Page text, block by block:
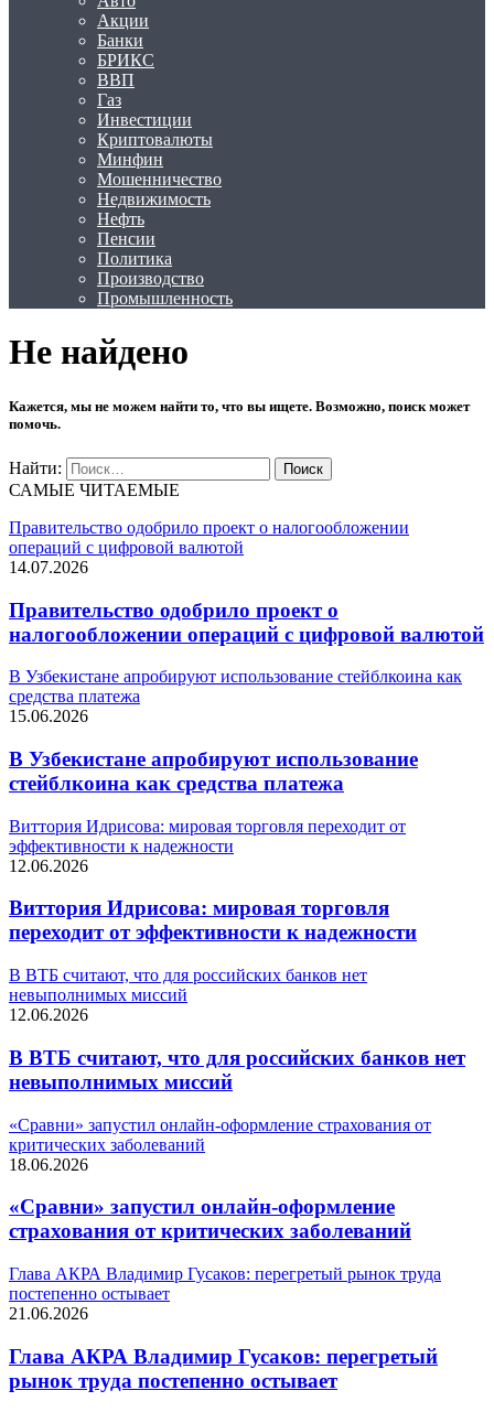
Акции
Банки
БРИКС
ВВП
Газ
Инвестиции
Криптовалюты
Минфин
Мошенничество
Недвижимость
Нефть
Пенсии
Политика
Производство
Промышленность
Не найдено
Кажется, мы не можем найти то, что вы ищете. Возможно, поиск может
помочь.
Найти:
САМЫЕ ЧИТАЕМЫЕ
Правительство одобрило проект о налогообложении
операций с цифровой валютой
14.07.2026
Правительство одобрило проект о
налогообложении операций с цифровой валютой
В Узбекистане апробируют использование стейблкоина как
средства платежа
15.06.2026
В Узбекистане апробируют использование
стейблкоина как средства платежа
Виттория Идрисова: мировая торговля переходит от
эффективности к надежности
12.06.2026
Виттория Идрисова: мировая торговля
переходит от эффективности к надежности
В ВТБ считают, что для российских банков нет
невыполнимых миссий
12.06.2026
В ВТБ считают, что для российских банков нет
невыполнимых миссий
«Сравни» запустил онлайн-оформление страхования от
критических заболеваний
18.06.2026
«Сравни» запустил онлайн-оформление
страхования от критических заболеваний
Глава АКРА Владимир Гусаков: перегретый рынок труда
постепенно остывает
21.06.2026
Глава АКРА Владимир Гусаков: перегретый
рынок труда постепенно остывает